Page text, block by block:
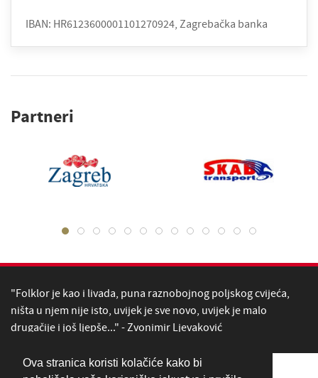
Ova stranica koristi kolačiće kako bi
IBAN: HR6123600001101270924, Zagrebačka banka
Partneri
"Folklor je kao i livada, puna raznobojnog poljskog cvijeća,
ništa u njem nije isto, uvijek je sve novo, uvijek je malo
drugačije i još ljepše..." - Zvonimir Ljevaković